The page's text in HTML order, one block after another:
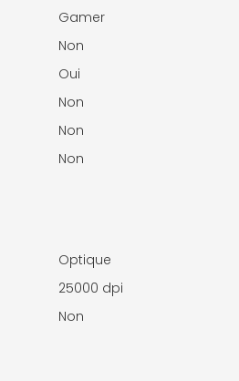
Gamer
Non
Oui
Non
Non
Non
Optique
25000 dpi
Non